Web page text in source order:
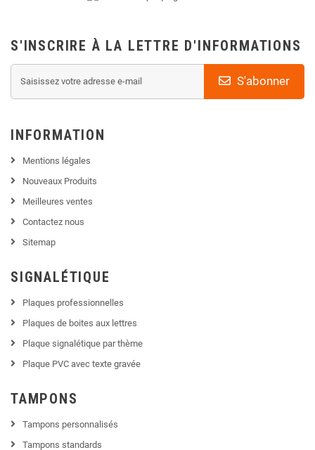
S'INSCRIRE À LA LETTRE D'INFORMATIONS
S'abonner
INFORMATION
Mentions légales
Nouveaux Produits
Meilleures ventes
Contactez nous
Sitemap
SIGNALÉTIQUE
Plaques professionnelles
Plaques de boites aux lettres
Plaque signalétique par thème
Plaque PVC avec texte gravée
TAMPONS
Tampons personnalisés
Tampons standards